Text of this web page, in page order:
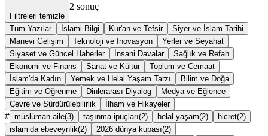
Filtreleri temizle
2 sonuç
Tüm Yazılar İslami Bilgi Kur'an ve Tefsir
Siyer ve İslam Tarihi
Manevi Gelişim
Teknoloji ve İnovasyon
Yerler ve Seyahat
Siyaset ve Güncel Haberler
İnsani Davalar
Sağlık ve Refah
Ekonomi ve Finans
Sanat ve Kültür
Toplum ve Cemaat
İslam'da Kadın
Yemek ve Helal Yaşam Tarzı
Bilim ve Doğa
Eğitim ve Öğrenme
Dinlerarası Diyalog
Medya ve Eğlence
Çevre ve Sürdürülebilirlik
İlham ve Hikayeler
# müslüman aile(3) taşınma ipuçları(2) helal yaşam(2) hicret(2)
islam’da ebeveynlik(2) 2026 dünya kupası(2)